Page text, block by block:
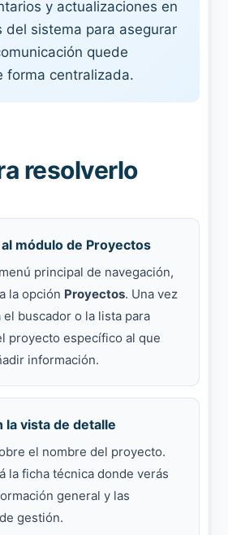
y actualizaciones en
del sistema para asegurar
quede
forma centralizada.
resolverlo
módulo de Proyectos
principal de navegación,
la opción Proyectos. Una vez
buscador o la lista para
proyecto específico al que
información.
la vista de detalle
el nombre del proyecto.
la ficha técnica donde verás
general y las
gestión.